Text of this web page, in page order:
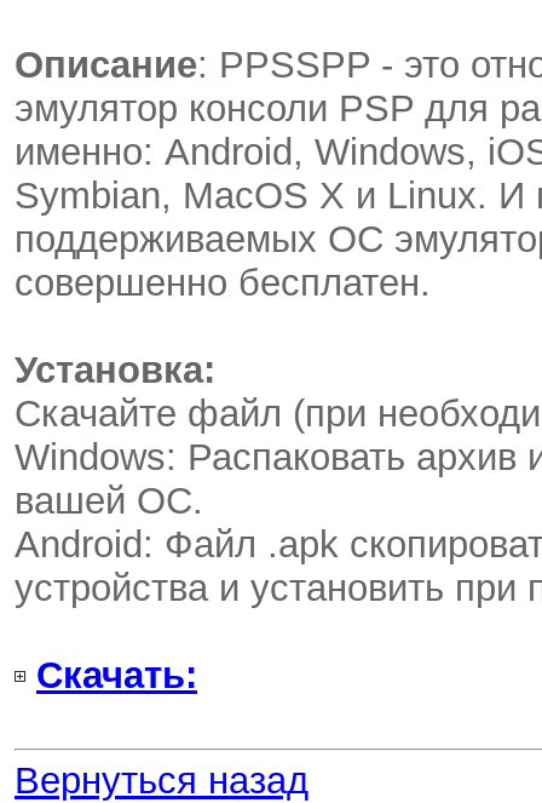
Описание: PPSSPP - это
эмулятор консоли PSP для
именно: Android, Windows,
Symbian, MacOS X и Linux.
поддерживаемых ОС
совершенно бесплатен.
Установка:
Скачайте файл (при
Windows: Распаковать архив
вашей ОС.
Android: Файл .apk
устройства и установить
Скачать:
Вернуться назад